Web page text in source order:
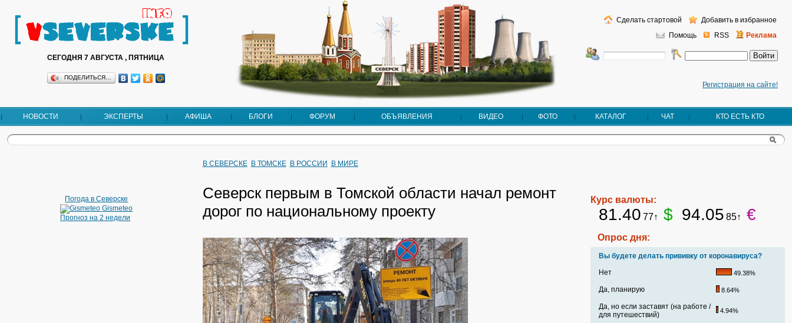
СЕГОДНЯ 7 АВГУСТА , ПЯТНИЦА
ПОДЕЛИТЬСЯ…
Регистрация на сайте!
Помощь RSS Реклама
Сделать стартовой Добавить в избранное
НОВОСТИ ЭКСПЕРТЫ АФИША БЛОГИ ФОРУМ ОБЪЯВЛЕНИЯ ВИДЕО ФОТО КАТАЛОГ ЧАТ КТО ЕСТЬ КТО
Погода в Северске
Gismeteo
Прогноз на 2 недели
В СЕВЕРСКЕ В ТОМСКЕ В РОССИИ В МИРЕ
Северск первым в Томской области начал ремонт
дорог по национальному проекту
Курс валюты:
81.40 77↑ $ 94.05 85↑ €
Опрос дня:
Вы будете делать прививку от коронавируса?
Нет
49.38%
Да, планирую 8.64%
Да, но если заставят (на работе /
для путешествий)
4.94%